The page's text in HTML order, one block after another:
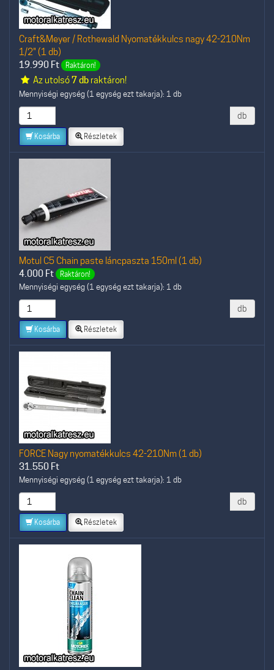
Craft&Meyer / Rothewald Nyomatékkulcs nagy 42-210Nm
1/2" (1 db)
19.990 Ft Raktáron!
Az utolsó7 dbraktáron!
Mennyiségi egység (1 egység ezt takarja): 1 db
db
Kosárba Részletek
Motul C5 Chain paste láncpaszta 150ml (1 db)
4.000 Ft Raktáron!
Mennyiségi egység (1 egység ezt takarja): 1 db
db
Kosárba Részletek
FORCE Nagy nyomatékkulcs 42-210Nm (1 db)
31.550 Ft
Mennyiségi egység (1 egység ezt takarja): 1 db
db
Kosárba Részletek